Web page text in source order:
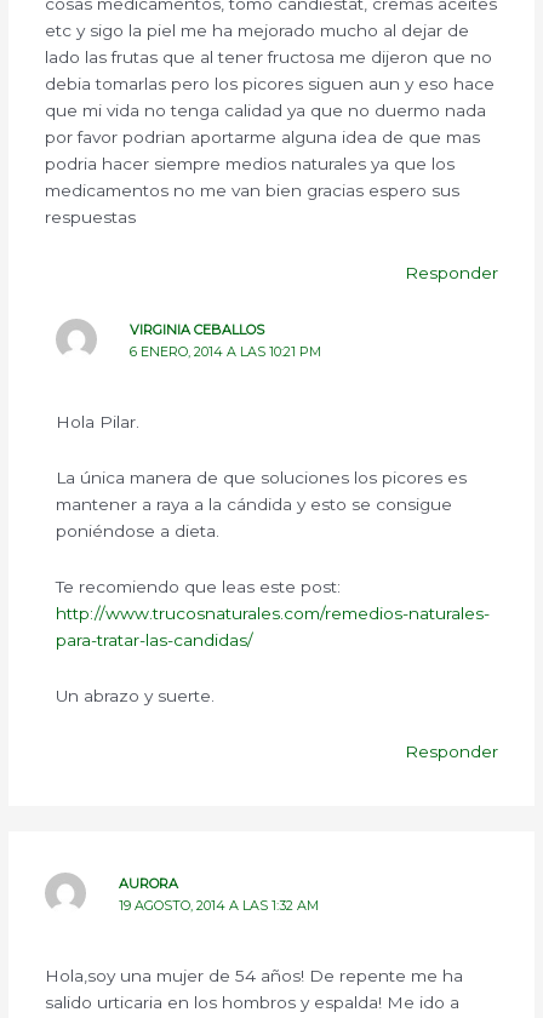
etc y sigo la piel me ha mejorado mucho al dejar de
lado las frutas que al tener fructosa me dijeron que no
debia tomarlas pero los picores siguen aun y eso hace
que mi vida no tenga calidad ya que no duermo nada
por favor podrian aportarme alguna idea de que mas
podria hacer siempre medios naturales ya que los
medicamentos no me van bien gracias espero sus
respuestas
Responder
VIRGINIA CEBALLOS
6 ENERO, 2014 A LAS 10:21 PM
Hola Pilar.
La única manera de que soluciones los picores es
mantener a raya a la cándida y esto se consigue
poniéndose a dieta.
Te recomiendo que leas este post:
http://www.trucosnaturales.com/remedios-naturales-
para-tratar-las-candidas/
Un abrazo y suerte.
Responder
AURORA
19 AGOSTO, 2014 A LAS 1:32 AM
Hola,soy una mujer de 54 años! De repente me ha
salido urticaria en los hombros y espalda! Me ido a